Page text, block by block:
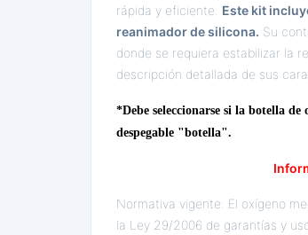
rápida y eficiente. Este kit
reanimador de silicona. Su
donde se requiera estabilizar la
descripción detallada de sus
*Debe seleccionarse si la botella de
despegable "botella".
Normativa vigente: El oxígeno
la Ley 29/2006 de garantías y